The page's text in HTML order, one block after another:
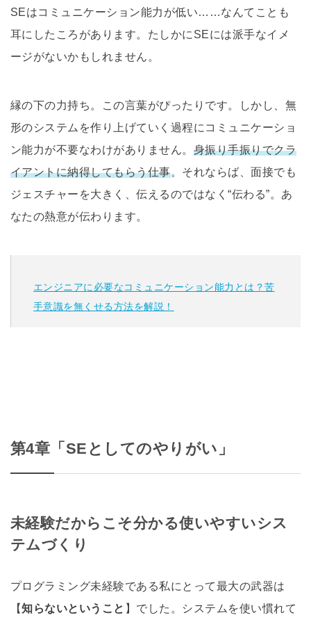
SEはコミュニケーション能力が低い……なんてことも
耳にしたころがあります。たしかにSEには派手なイメ
ージがないかもしれません。
縁の下の力持ち。この言葉がぴったりです。しかし、無
形のシステムを作り上げていく過程にコミュニケーショ
ン能力が不要なわけがありません。 身振り手振りでクラ
イアントに納得してもらう仕事。それならば、面接でも
ジェスチャーを大きく、伝えるのではなく“伝わる”。あ
なたの熱意が伝わります。
エンジニアに必要なコミュニケーション能力とは？苦
手意識を無くせる方法を解説！
第4章「SEとしてのやりがい」
未経験だからこそ分かる使いやすいシス
テムづくり
プログラミング未経験である私にとって最大の武器は
【知らないということ 】でした。システムを使い慣れて